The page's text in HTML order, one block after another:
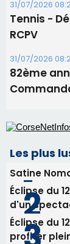
31/07/2026
Tennis -
RCPV
31/07/2026
82ème
Les plus
Satine
Éclipse du
d'un
Éclipse du
profiter